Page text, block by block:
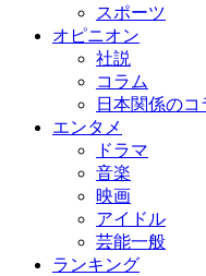
スポーツ
オピニオン
社説
コラム
日本関係のコ
エンタメ
ドラマ
音楽
映画
アイドル
芸能一般
ランキング